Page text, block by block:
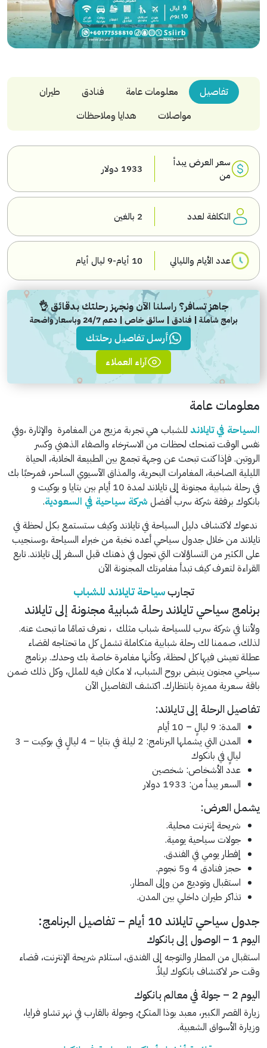
تفاصيل معلومات عامة فنادق
طيران
مواصلات
هدايا وملاحظات
سعر العرض يبدأ
من
1933 دولار
التكلفة لعدد 2 بالغين
عدد الأيام والليالي 10 أيام-9 ليال أيام
جاهز تسافر؟ راسلنا الآن ونجهز رحلتك بدقائق 👌
برامج شاملة | فنادق | سائق خاص | دعم 24/7 وباسعار واضحة
أرسل تفاصيل رحلتك
آراء العملاء
معلومات عامة
السياحة في تايلاند للشباب هي تجربة مزيج من المغامرة والإثارة ،وفي
نفس الوقت تمنحك لحظات من الاسترخاء والصفاء الذهني وكسر
الروتين. فإذا كنت تبحث عن وجهة تجمع بين الطبيعة الخلابة، الحياة
الليلية الصاخبة، المغامرات البحرية، والمذاق الآسيوي الساحر، فمرحبًا بك
في رحلة شبابية مجنونة إلى تايلاند لمدة 10 أيام بين بتايا و بوكيت و
بانكوك برفقة شركة سرب أفضل شركة سياحية في السعودية.
ندعوك لاكتشاف دليل السياحة في تايلاند وكيف ستستمع بكل لحظة في
تايلاند من خلال جدول سياحي أعده نخبة من خبراء السياحة ،وسنجيب
على الكثير من التساؤلات التي تجول في ذهنك قبل السفر إلى تايلاند. تابع
القراءة لتعرف كيف تبدأ مغامرتك المجنونة الآن
تجاربسياحة تايلاند للشباب
برنامج سياحي تايلاند رحلة شبابية مجنونة إلى تايلاند
ولأننا في شركة سرب للسياحة شباب مثلك ، نعرف تمامًا ما تبحث عنه.
لذلك، صممنا لك رحلة شبابية متكاملة تشمل كل ما تحتاجه لقضاء
عطلة تعيش فيها كل لحظة، وكأنها مغامرة خاصة بك وحدك. برنامج
سياحي مجنون ينبض بروح الشباب، لا مكان فيه للملل، وكل ذلك ضمن
باقة سعرية مميزة بانتظارك. اكتشف التفاصيل الآن
تفاصيل الرحلة إلى تايلاند:
المدة: 9 ليالٍ – 10 أيام
المدن التي يشملها البرنامج: 2 ليلة في بتايا – 4 ليالٍ في بوكيت – 3
ليالٍ في بانكوك
عدد الأشخاص: شخصين
السعر يبدأ من: 1933 دولار
يشمل العرض:
شريحة إنترنت محلية.
جولات سياحية يومية.
إفطار يومي في الفندق.
حجز فنادق 4 و5 نجوم.
استقبال وتوديع من وإلى المطار.
تذاكر طيران داخلي بين المدن.
جدول سياحي تايلاند 10 أيام – تفاصيل البرنامج:
اليوم 1 – الوصول إلى بانكوك
استقبال من المطار والتوجه إلى الفندق، استلام شريحة الإنترنت، قضاء
وقت حر لاكتشاف بانكوك ليلاً.
اليوم 2 – جولة في معالم بانكوك
زيارة القصر الكبير، معبد بوذا المتكئ، وجولة بالقارب في نهر تشاو فرايا،
وزيارة الأسواق الشعبية.